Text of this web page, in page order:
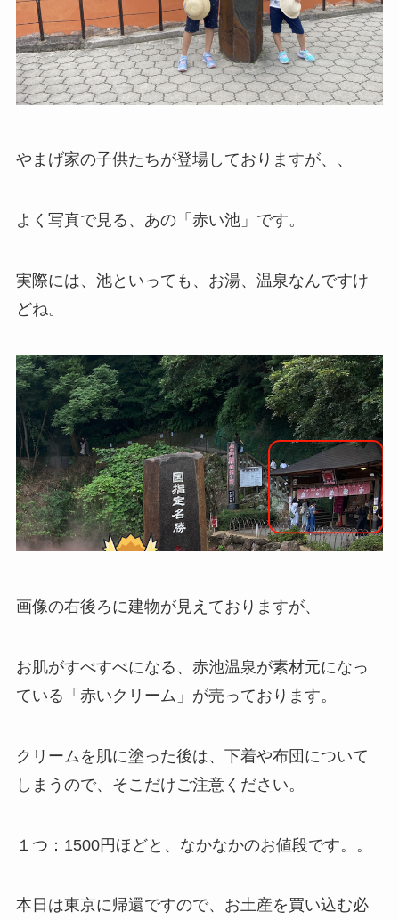
やまげ家の子供たちが登場しておりますが、、
よく写真で見る、あの「赤い池」です。
実際には、池といっても、お湯、温泉なんですけ
どね。
画像の右後ろに建物が見えておりますが、
お肌がすべすべになる、赤池温泉が素材元になっ
ている「赤いクリーム」が売っております。
クリームを肌に塗った後は、下着や布団について
しまうので、そこだけご注意ください。
１つ：1500円ほどと、なかなかのお値段です。。
本日は東京に帰還ですので、お土産を買い込む必